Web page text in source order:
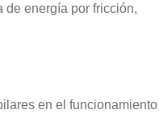
de energía por fricción,
en el funcionamiento